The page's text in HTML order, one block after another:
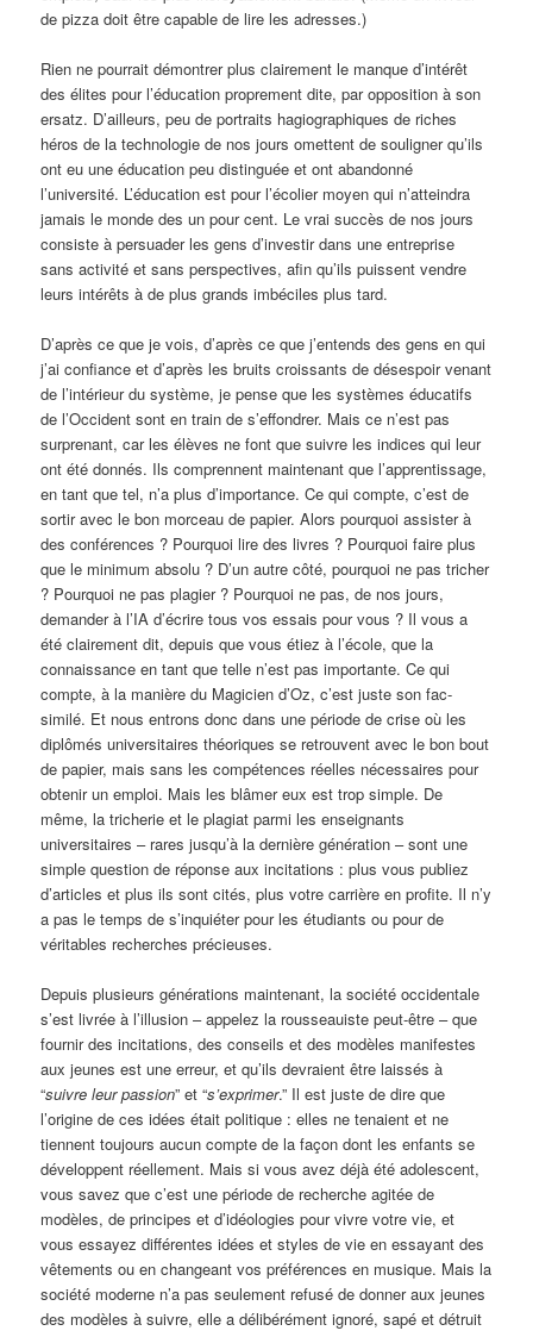
de pizza doit être capable de lire les adresses.)
Rien ne pourrait démontrer plus clairement le manque d’intérêt
des élites pour l’éducation proprement dite, par opposition à son
ersatz. D’ailleurs, peu de portraits hagiographiques de riches
héros de la technologie de nos jours omettent de souligner qu’ils
ont eu une éducation peu distinguée et ont abandonné
l’université. L’éducation est pour l’écolier moyen qui n’atteindra
jamais le monde des un pour cent. Le vrai succès de nos jours
consiste à persuader les gens d’investir dans une entreprise
sans activité et sans perspectives, afin qu’ils puissent vendre
leurs intérêts à de plus grands imbéciles plus tard.
D’après ce que je vois, d’après ce que j’entends des gens en qui
j’ai confiance et d’après les bruits croissants de désespoir venant
de l’intérieur du système, je pense que les systèmes éducatifs
de l’Occident sont en train de s’effondrer. Mais ce n’est pas
surprenant, car les élèves ne font que suivre les indices qui leur
ont été donnés. Ils comprennent maintenant que l’apprentissage,
en tant que tel, n’a plus d’importance. Ce qui compte, c’est de
sortir avec le bon morceau de papier. Alors pourquoi assister à
des conférences ? Pourquoi lire des livres ? Pourquoi faire plus
que le minimum absolu ? D’un autre côté, pourquoi ne pas tricher
? Pourquoi ne pas plagier ? Pourquoi ne pas, de nos jours,
demander à l’IA d’écrire tous vos essais pour vous ? Il vous a
été clairement dit, depuis que vous étiez à l’école, que la
connaissance en tant que telle n’est pas importante. Ce qui
compte, à la manière du Magicien d’Oz, c’est juste son fac-
similé. Et nous entrons donc dans une période de crise où les
diplômés universitaires théoriques se retrouvent avec le bon bout
de papier, mais sans les compétences réelles nécessaires pour
obtenir un emploi. Mais les blâmer eux est trop simple. De
même, la tricherie et le plagiat parmi les enseignants
universitaires – rares jusqu’à la dernière génération – sont une
simple question de réponse aux incitations : plus vous publiez
d’articles et plus ils sont cités, plus votre carrière en profite. Il n’y
a pas le temps de s’inquiéter pour les étudiants ou pour de
véritables recherches précieuses.
Depuis plusieurs générations maintenant, la société occidentale
s’est livrée à l’illusion – appelez la rousseauiste peut-être – que
fournir des incitations, des conseils et des modèles manifestes
aux jeunes est une erreur, et qu’ils devraient être laissés à
“suivre leur passion” et “s’exprimer.” Il est juste de dire que
l’origine de ces idées était politique : elles ne tenaient et ne
tiennent toujours aucun compte de la façon dont les enfants se
développent réellement. Mais si vous avez déjà été adolescent,
vous savez que c’est une période de recherche agitée de
modèles, de principes et d’idéologies pour vivre votre vie, et
vous essayez différentes idées et styles de vie en essayant des
vêtements ou en changeant vos préférences en musique. Mais la
société moderne n’a pas seulement refusé de donner aux jeunes
des modèles à suivre, elle a délibérément ignoré, sapé et détruit